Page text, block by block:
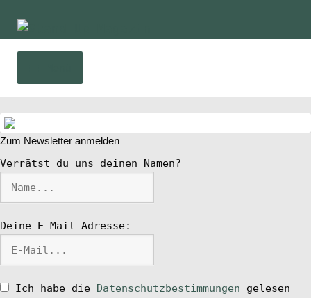
Zur
Navigation
Zum
Inhalt
News
Wing und Foil
SUP-Events
Ratgeber
Zum Newsletter anmelden
Verrätst du uns deinen Namen?
Deine E-Mail-Adresse:
Ich habe die Datenschutzbestimmungen gelesen